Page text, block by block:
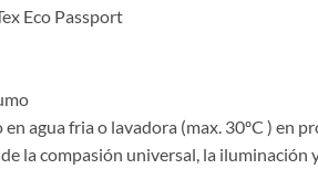
Eco Passport
agua fria o lavadora (max. 30ºC ) en
la compasión universal, la iluminación